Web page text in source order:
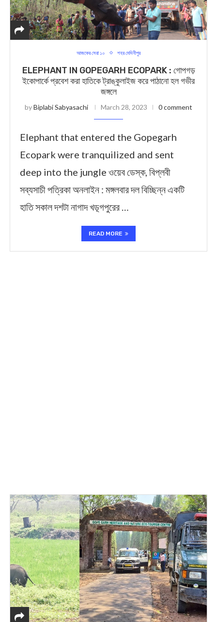
আজকের সেরা ১০ শহর মেদিনীপুর
ELEPHANT IN GOPEGARH ECOPARK : গোপগড়
ইকোপার্কে প্রবেশ করা হাতিকে ট্রাঙ্কুলাইজ করে পাঠানো হল গভীর
জঙ্গলে
byBiplabi Sabyasachi March 28, 2023 0 comment
Elephant that entered the Gopegarh
Ecopark were tranquilized and sent
deep into the jungle ওয়েব ডেস্ক, বিপ্লবী
সব্যসাচী পত্রিকা অনলাইন : মঙ্গলবার দল বিচ্ছিন্ন একটি
হাতি সকাল দশটা নাগাদ খড়্গপুরের …
READ MORE